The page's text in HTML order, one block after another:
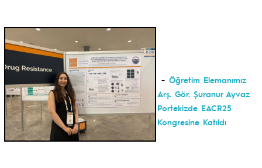
- Öğretim Elemanımız
Arş. Gör. Şuranur Ayvaz
Portekizde EACR25
Kongresine Katıldı